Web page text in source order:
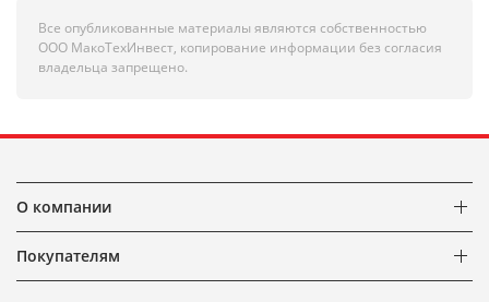
Все опубликованные материалы являются собственностью
ООО МакоТехИнвест, копирование информации без согласия
владельца запрещено.
О компании
Покупателям